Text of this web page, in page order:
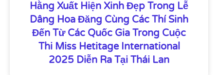
Hằng Xuất Hiện Xinh Đẹp Trong Lễ
Dâng Hoa Đăng Cùng Các Thí Sinh
Đến Từ Các Quốc Gia Trong Cuộc
Thi Miss Hetitage International
2025 Diễn Ra Tại Thái Lan